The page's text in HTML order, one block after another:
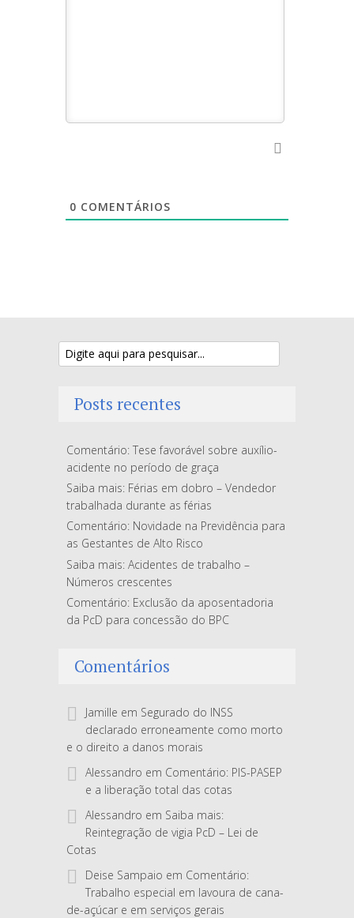
0 COMENTÁRIOS
Posts recentes
Comentário: Tese favorável sobre auxílio-
acidente no período de graça
Saiba mais: Férias em dobro – Vendedor
trabalhada durante as férias
Comentário: Novidade na Previdência para
as Gestantes de Alto Risco
Saiba mais: Acidentes de trabalho –
Números crescentes
Comentário: Exclusão da aposentadoria
da PcD para concessão do BPC
Comentários
Jamille em Segurado do INSS
declarado erroneamente como morto
e o direito a danos morais
Alessandro em Comentário: PIS-PASEP
e a liberação total das cotas
Alessandro em Saiba mais:
Reintegração de vigia PcD – Lei de
Cotas
Deise Sampaio em Comentário:
Trabalho especial em lavoura de cana-
de-açúcar e em serviços gerais